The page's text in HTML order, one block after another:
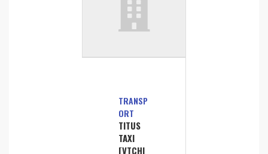
TRANSP
ORT
TITUS
TAXI
[VTCHI